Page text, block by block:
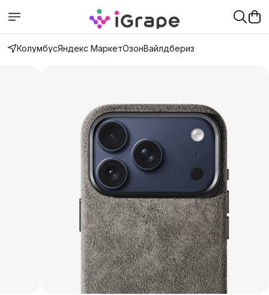
КолумбусЯндекс МаркетОзонВайлдбериз